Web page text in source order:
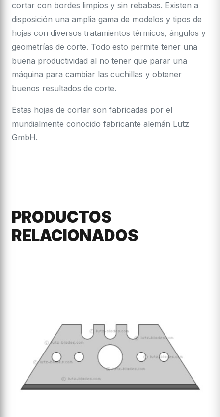
cortar con bordes limpios y sin rebabas. Existen a
disposición una amplia gama de modelos y tipos de
hojas con diversos tratamientos térmicos, ángulos y
geometrías de corte. Todo esto permite tener una
buena productividad al no tener que parar una
máquina para cambiar las cuchillas y obtener
buenos resultados de corte.
Estas hojas de cortar son fabricadas por el
mundialmente conocido fabricante alemán Lutz
GmbH.
PRODUCTOS
RELACIONADOS